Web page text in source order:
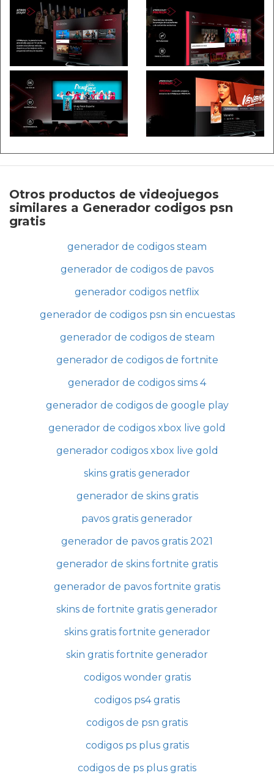
Otros productos de videojuegos
similares a Generador codigos psn
gratis
generador de codigos steam
generador de codigos de pavos
generador codigos netflix
generador de codigos psn sin encuestas
generador de codigos de steam
generador de codigos de fortnite
generador de codigos sims 4
generador de codigos de google play
generador de codigos xbox live gold
generador codigos xbox live gold
skins gratis generador
generador de skins gratis
pavos gratis generador
generador de pavos gratis 2021
generador de skins fortnite gratis
generador de pavos fortnite gratis
skins de fortnite gratis generador
skins gratis fortnite generador
skin gratis fortnite generador
codigos wonder gratis
codigos ps4 gratis
codigos de psn gratis
codigos ps plus gratis
codigos de ps plus gratis